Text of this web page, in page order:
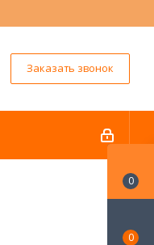
Заказать звонок
0
0